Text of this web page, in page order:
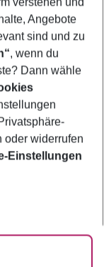
Angebote
sind und zu
, wenn du
Dann wähle
oder widerrufen
Einstellungen